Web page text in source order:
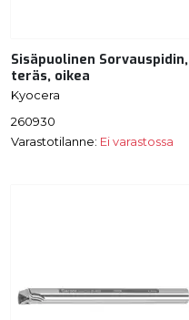
Sisäpuolinen Sorvauspidin,
teräs, oikea
Kyocera
260930
Varastotilanne: Ei varastossa